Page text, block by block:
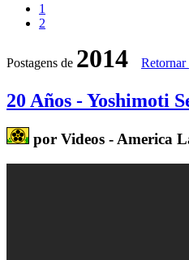
1
2
Postagens de 2014 Retornar
20 Años - Yoshimoti
por Videos - America